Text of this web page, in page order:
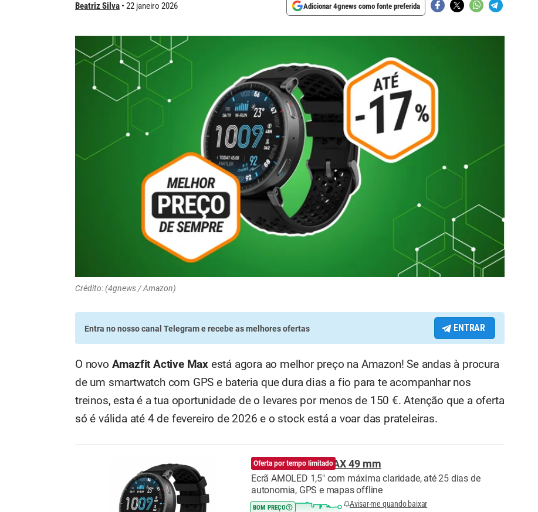
Beatriz Silva 22 janeiro 2026 Adicionar 4gnews como fonte preferida
Crédito: (4gnews / Amazon)
Entra no nosso canal Telegrame recebe as melhores ofertas ENTRAR
O novo Amazfit Active Max está agora ao melhor preço na Amazon! Se andas à procura
de um smartwatch com GPS e bateria que dura dias a fio para te acompanhar nos
treinos, esta é a tua oportunidade de o levares por menos de 150 €. Atenção que a oferta
só é válida até 4 de fevereiro de 2026 e o stock está a voar das prateleiras.
Amazfit Active MAX 49 mm
Ecrã AMOLED 1,5" com máxima claridade, até 25 dias de
autonomia, GPS e mapas offline
Oferta por tempo limitado
BOM PREÇO Avisar-me quando baixar